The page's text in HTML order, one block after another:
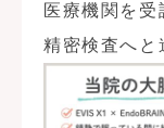
医療機関を受
精密検査へと